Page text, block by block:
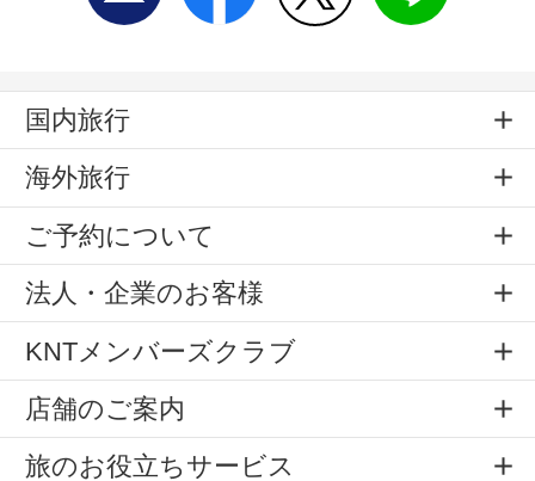
国内旅行
海外旅行
ご予約について
法人・企業のお客様
KNTメンバーズクラブ
店舗のご案内
旅のお役立ちサービス